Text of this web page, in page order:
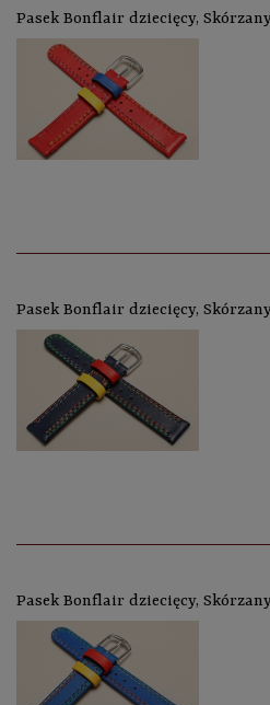
Pasek Bonflair dziecięcy,
Pasek Bonflair dziecięcy,
Pasek Bonflair dziecięcy,